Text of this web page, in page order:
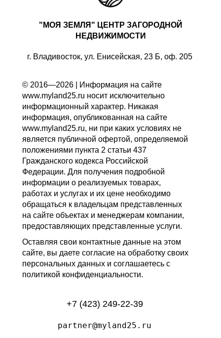
"МОЯ ЗЕМЛЯ" ЦЕНТР ЗАГОРОДНОЙ
НЕДВИЖИМОСТИ
г. Владивосток, ул. Енисейская, 23 Б, оф. 205
© 2016—2026 | Информация на сайте
www.myland25.ru носит исключительно
информационный характер. Никакая
информация, опубликованная на сайте
www.myland25.ru, ни при каких условиях не
является публичной офертой, определяемой
положениями пункта 2 статьи 437
Гражданского кодекса Российской
Федерации. Для получения подробной
информации о реализуемых товарах,
работах и услугах и их цене необходимо
обращаться к владельцам представленных
на сайте объектах и менеджерам компании,
предоставляющих представленные услуги.
Оставляя свои контактные данные на этом
сайте, вы даете согласие на обработку своих
персональных данных и соглашаетесь с
политикой конфиденциальности.
+7 (423) 249-22-39
partner@myland25.ru